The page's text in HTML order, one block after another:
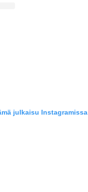
julkaisu Instagramissa